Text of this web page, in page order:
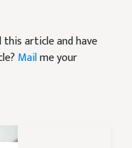
this article and have
Mailme your